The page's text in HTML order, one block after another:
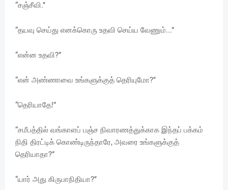
“சஞ்சீவி.’’
“தயவு செய்து எனக்கொரு உதவி செய்ய வேணும்...”
“என்ன உதவி?”
“என் அண்ணாவை உங்களுக்குத் தெரியுமோ?’’
“தெரியாதே!”
“சமீபத்தில் வங்காளப் பஞ்ச நிவாரணத்துக்காக இந்தப் பக்கம்
நிதி திரட்டிக் கொண்டிருந்தாரே, அவரை உங்களுக்குத்
தெரியாதா?”
“யார் அது கிருபாநிதியா?’’